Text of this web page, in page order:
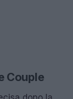
Couple